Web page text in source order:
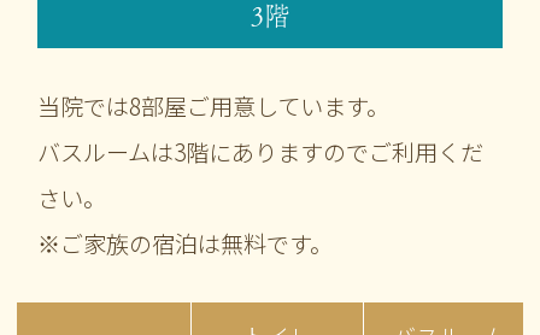
3階
当院では8部屋ご用意しています。
バスルームは3階にありますのでご利用くだ
さい。
※ご家族の宿泊は無料です。